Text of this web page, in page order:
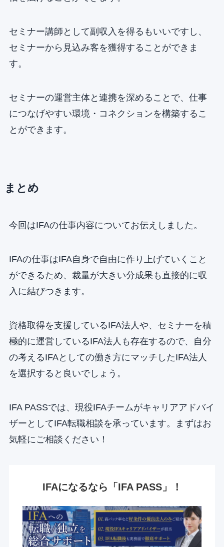
セミナー講師として副収入を得るもいいですし、
セミナーから見込み客を獲得することができま
す。
セミナーの運営主体と連携を深めることで、仕事
につなげやすい環境・コネクションを構築するこ
とができます。
まとめ
今回はIFAの仕事内容についてお伝えしました。
IFAの仕事はIFA自身で自由に作り上げていくこと
ができるため、裁量が大きい分成果も直接的に収
入に結びつきます。
資格取得を支援しているIFA法人や、セミナーを積
極的に運営しているIFA法人も存在するので、自分
の考えるIFAとしての働き方にマッチしたIFA法人
を選択すると良いでしょう。
IFA PASSでは、現役IFAチームがキャリアアドバイ
ザーとしてIFA転職相談を承っています。まずはお
気軽にご相談ください！
IFAになるなら「IFA PASS」！